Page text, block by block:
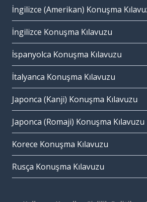
İngilizce (Amerikan) Konuşma
İngilizce Konuşma Kılavuzu
İspanyolca Konuşma Kılavuzu
İtalyanca Konuşma Kılavuzu
Japonca (Kanji) Konuşma Kılavuzu
Japonca (Romaji) Konuşma Kılavuzu
Korece Konuşma Kılavuzu
Rusça Konuşma Kılavuzu